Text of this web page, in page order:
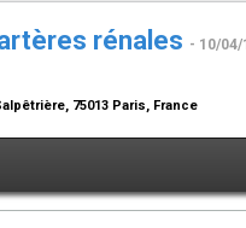
rénales - 10/04/
75013 Paris, France